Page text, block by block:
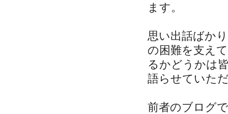
ます。
思い出話ばか
の困難を支え
るかどうかは
語らせていた
前者のブログ